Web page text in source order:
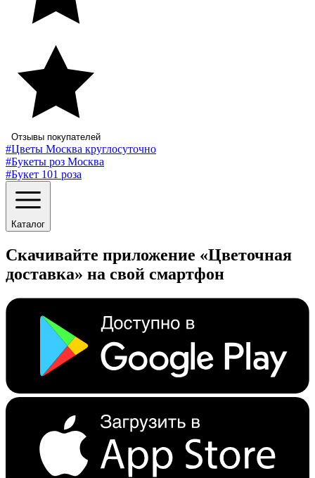
Отзывы покупателей
#Цветы Москва круглосуточно
#Букеты роз Москва
#Букет 101 роза
Каталог
Скачивайте приложение «Цветочная
доставка» на свой смартфон